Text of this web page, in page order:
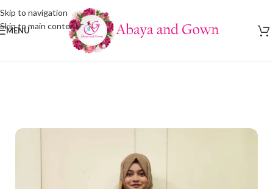
Skip to navigation
Skip to main content
MENU